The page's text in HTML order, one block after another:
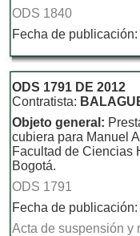
ODS 1840
Fecha de
ODS 1791 DE 2012
Contratista:
Objeto general:
cubiera para Manuel
Facultad de Ciencias
Bogotá.
ODS 1791
Fecha de
Acta de suspensión y